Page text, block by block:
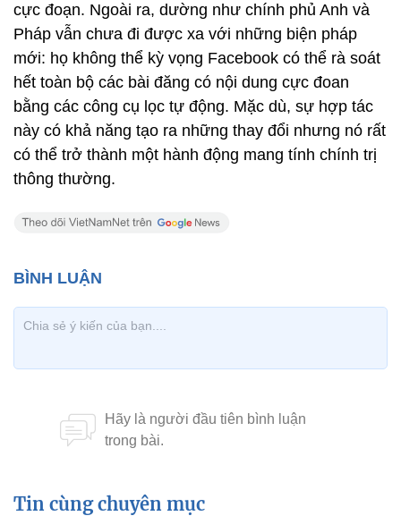
cực đoạn. Ngoài ra, dường như chính phủ Anh và
Pháp vẫn chưa đi được xa với những biện pháp
mới: họ không thể kỳ vọng Facebook có thể rà soát
hết toàn bộ các bài đăng có nội dung cực đoan
bằng các công cụ lọc tự động. Mặc dù, sự hợp tác
này có khả năng tạo ra những thay đổi nhưng nó rất
có thể trở thành một hành động mang tính chính trị
thông thường.
Tin cùng chuyên mục